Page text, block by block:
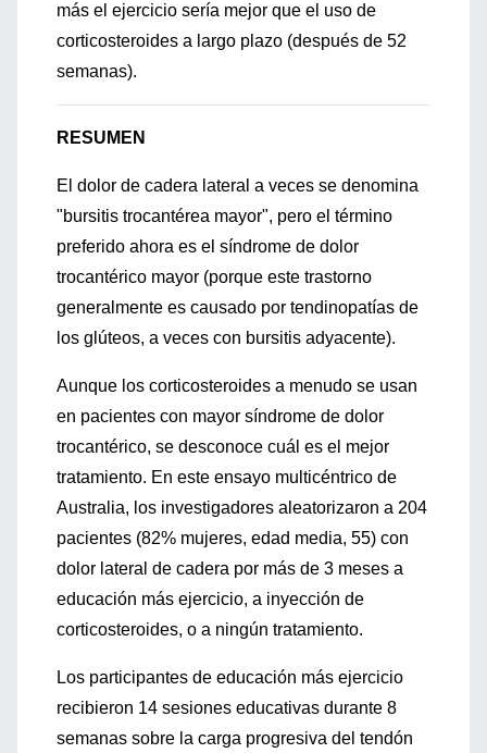
más el ejercicio sería mejor que el uso de
corticosteroides a largo plazo (después de 52
semanas).
RESUMEN
El dolor de cadera lateral a veces se denomina
"bursitis trocantérea mayor", pero el término
preferido ahora es el síndrome de dolor
trocantérico mayor (porque este trastorno
generalmente es causado por tendinopatías de
los glúteos, a veces con bursitis adyacente).
Aunque los corticosteroides a menudo se usan
en pacientes con mayor síndrome de dolor
trocantérico, se desconoce cuál es el mejor
tratamiento. En este ensayo multicéntrico de
Australia, los investigadores aleatorizaron a 204
pacientes (82% mujeres, edad media, 55) con
dolor lateral de cadera por más de 3 meses a
educación más ejercicio, a inyección de
corticosteroides, o a ningún tratamiento.
Los participantes de educación más ejercicio
recibieron 14 sesiones educativas durante 8
semanas sobre la carga progresiva del tendón